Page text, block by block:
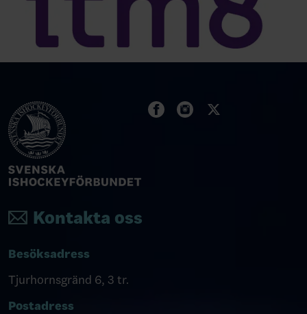
Kontakta oss
Besöksadress
Tjurhornsgränd 6, 3 tr.
Postadress